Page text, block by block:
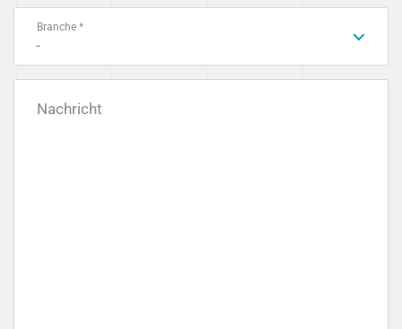
Branche *
-
Nachricht